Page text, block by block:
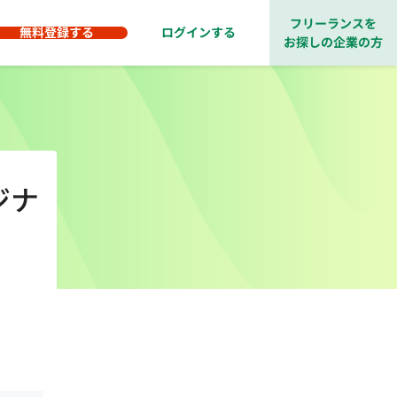
無料登録する ログインする
フリーランスを
お探しの企業の方
ナ